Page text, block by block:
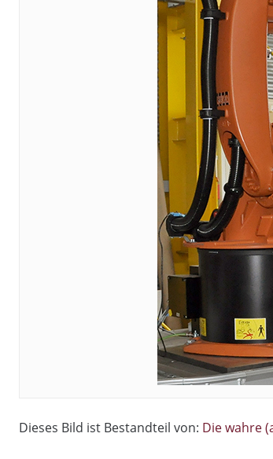
Dieses Bild ist Bestandteil von: Die wahre